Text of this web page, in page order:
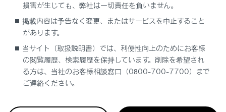
タイヤについて
ウォッシャー液の補充
外装の手入れ
このページは役に立ちましたか？
損害が生じても、弊社は一切責任を負いません。
掲載内容は予告なく変更、またはサービスを中止すること
があります。
当サイト（取扱説明書）では、利便性向上のためにお客様
の閲覧履歴、検索履歴を保持しています。削除を希望され
る方は、当社のお客様相談窓口（0800-700-7700）まで
ご連絡ください。